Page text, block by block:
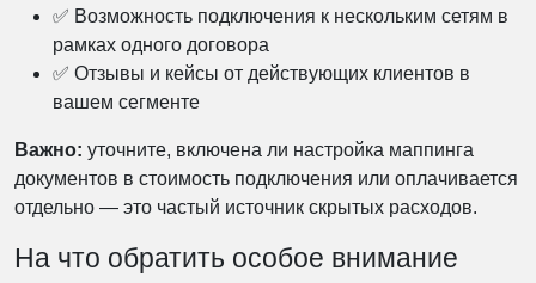
✅ Возможность подключения к нескольким сетям в
рамках одного договора
✅ Отзывы и кейсы от действующих клиентов в
вашем сегменте
Важно: уточните, включена ли настройка маппинга
документов в стоимость подключения или оплачивается
отдельно — это частый источник скрытых расходов.
На что обратить особое внимание